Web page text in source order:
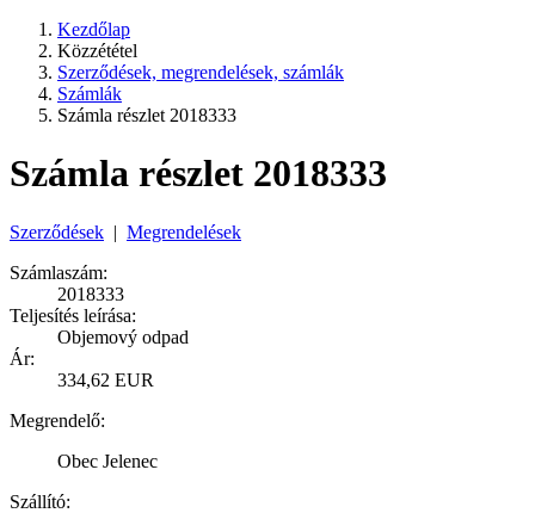
Kezdőlap
Közzététel
Szerződések, megrendelések, számlák
Számlák
Számla részlet 2018333
Számla részlet 2018333
Szerződések | Megrendelések
Számlaszám:
2018333
Teljesítés leírása:
Objemový odpad
Ár:
334,62 EUR
Megrendelő:
Obec Jelenec
Szállító: